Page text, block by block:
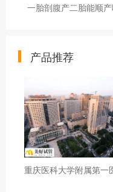
一胎剖腹产二胎能顺
产品推荐
重庆医科大学附属第一